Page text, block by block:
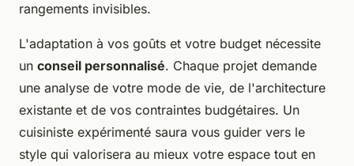
rangements invisibles.
L'adaptation à vos goûts et votre budget nécessite
un conseil personnalisé. Chaque projet demande
une analyse de votre mode de vie, de l'architecture
existante et de vos contraintes budgétaires. Un
cuisiniste expérimenté saura vous guider vers le
style qui valorisera au mieux votre espace tout en